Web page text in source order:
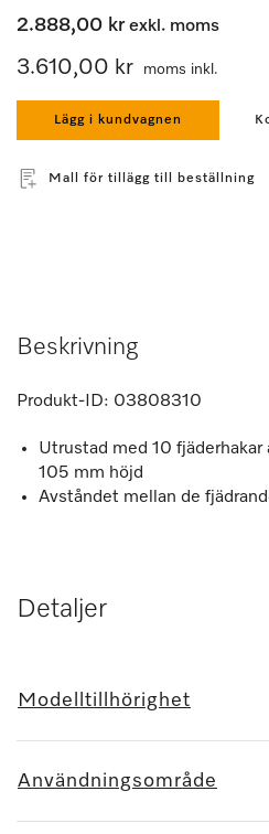
2.888,00 krexkl. moms
3.610,00 kr moms inkl.
Lägg i kundvagnen
Mall för tillägg till beställning
Beskrivning
Produkt-ID: 03808310
Utrustad med 10 fjäderhakar
105 mm höjd
Avståndet mellan de
Detaljer
Modelltillhörighet
Användningsområde